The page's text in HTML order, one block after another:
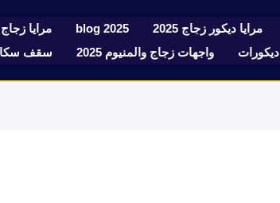
مرايا ديكور زجاج 2025 blog 2025 مرايا زجاج
ديكورات واجهات زجاج والمنيوم 2025 سقف